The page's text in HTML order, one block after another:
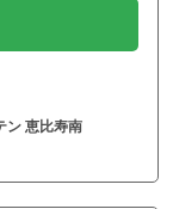
ン 恵比寿南